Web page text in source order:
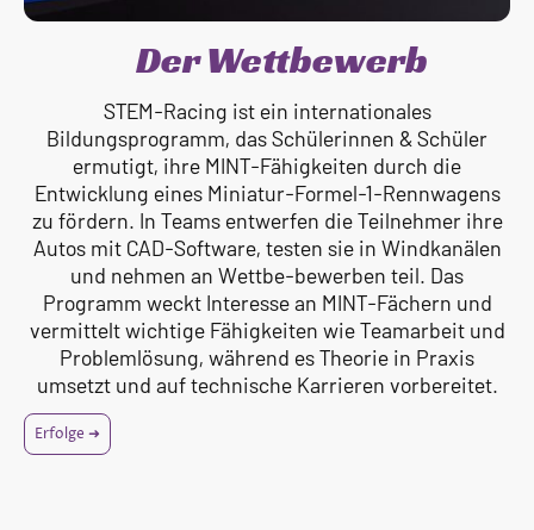
Der Wettbewerb
STEM-Racing ist ein internationales
Bildungsprogramm, das Schülerinnen & Schüler
ermutigt, ihre MINT-Fähigkeiten durch die
Entwicklung eines Miniatur-Formel-1-Rennwagens
zu fördern. In Teams entwerfen die Teilnehmer ihre
Autos mit CAD-Software, testen sie in Windkanälen
und nehmen an Wettbe-bewerben teil. Das
Programm weckt Interesse an MINT-Fächern und
vermittelt wichtige Fähigkeiten wie Teamarbeit und
Problemlösung, während es Theorie in Praxis
umsetzt und auf technische Karrieren vorbereitet.
Erfolge ➜